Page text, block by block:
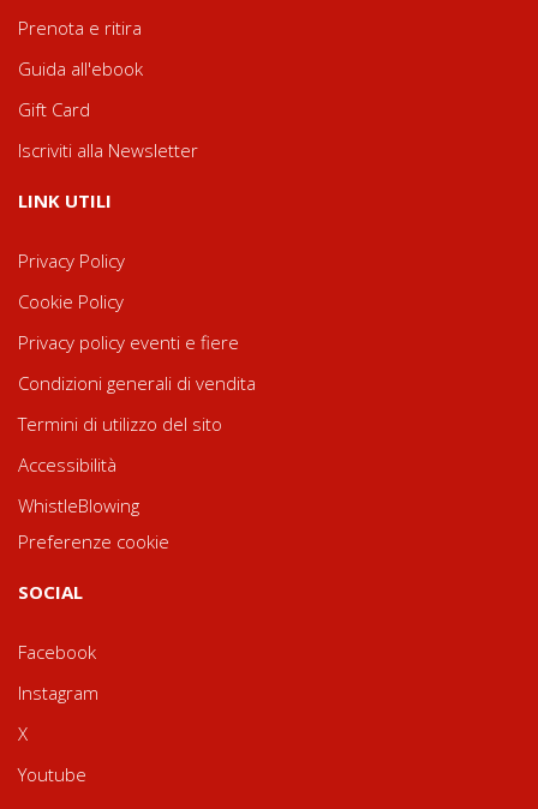
Prenota e ritira
Guida all'ebook
Gift Card
Iscriviti alla Newsletter
LINK UTILI
Privacy Policy
Cookie Policy
Privacy policy eventi e fiere
Condizioni generali di vendita
Termini di utilizzo del sito
Accessibilità
WhistleBlowing
Preferenze cookie
SOCIAL
Facebook
Instagram
X
Youtube